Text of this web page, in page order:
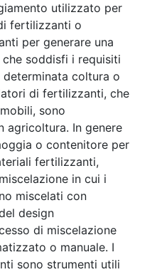
utilizzato per
fertilizzanti o
per generare una
soddisfi i requisiti
coltura o
di fertilizzanti, che
sono
agricoltura. In genere
o contenitore per
fertilizzanti,
in cui i
miscelati con
design
di miscelazione
o manuale. I
sono strumenti utili